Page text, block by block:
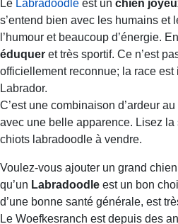
Le Labradoodle est un chien
s’entend bien avec les humains et
l’humour et beaucoup d’énergie.
éduquer et très sportif. Ce n’est
officiellement reconnue; la race est
Labrador.
C’est une combinaison d’ardeur
avec une belle apparence. Lisez
chiots labradoodle à vendre.
Voulez-vous ajouter un grand
qu’un Labradoodle est un bon
d’une bonne santé générale, est
Le Woefkesranch est depuis des